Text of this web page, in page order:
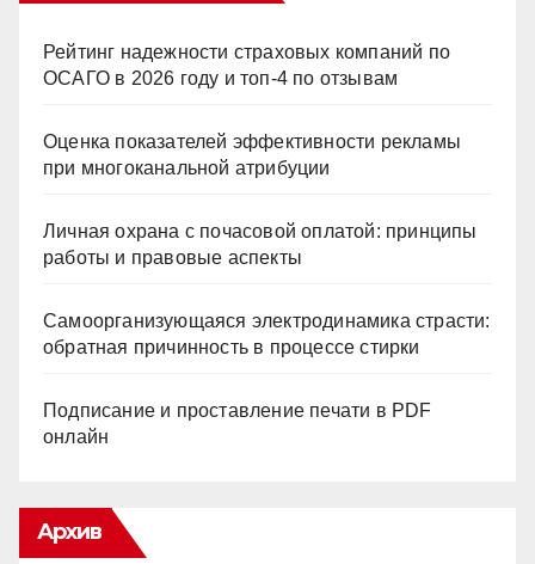
Рейтинг надежности страховых компаний по
ОСАГО в 2026 году и топ-4 по отзывам
Оценка показателей эффективности рекламы
при многоканальной атрибуции
Личная охрана с почасовой оплатой: принципы
работы и правовые аспекты
Самоорганизующаяся электродинамика страсти:
обратная причинность в процессе стирки
Подписание и проставление печати в PDF
онлайн
Архив